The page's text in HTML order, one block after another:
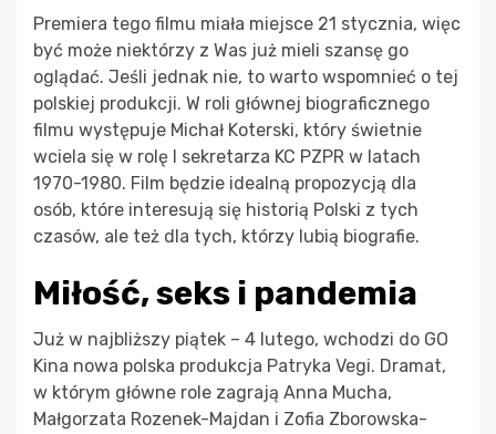
Premiera tego filmu miała miejsce 21 stycznia, więc
być może niektórzy z Was już mieli szansę go
oglądać. Jeśli jednak nie, to warto wspomnieć o tej
polskiej produkcji. W roli głównej biograficznego
filmu występuje Michał Koterski, który świetnie
wciela się w rolę I sekretarza KC PZPR w latach
1970-1980. Film będzie idealną propozycją dla
osób, które interesują się historią Polski z tych
czasów, ale też dla tych, którzy lubią biografie.
Miłość, seks i pandemia
Już w najbliższy piątek – 4 lutego, wchodzi do GO
Kina nowa polska produkcja Patryka Vegi. Dramat,
w którym główne role zagrają Anna Mucha,
Małgorzata Rozenek-Majdan i Zofia Zborowska-